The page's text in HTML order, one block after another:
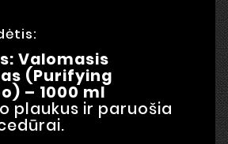
Valomasis
(Purifying
– 1000 ml
plaukus ir paruošia